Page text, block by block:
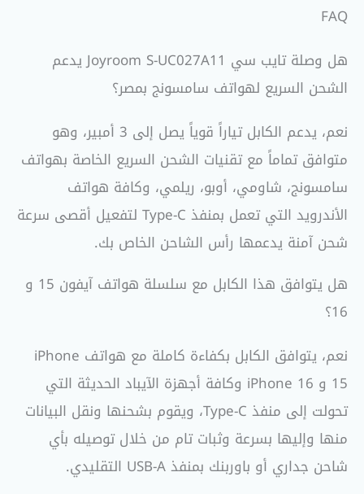
FAQ
هل وصلة تايب سي Joyroom S-UC027A11 يدعم
الشحن السريع لهواتف سامسونج بمصر؟
نعم، يدعم الكابل تياراً قوياً يصل إلى 3 أمبير، وهو
متوافق تماماً مع تقنيات الشحن السريع الخاصة بهواتف
سامسونج، شاومي، أوبو، ريلمي، وكافة هواتف
الأندرويد التي تعمل بمنفذ Type-C لتفعيل أقصى سرعة
شحن آمنة يدعمها رأس الشاحن الخاص بك.
هل يتوافق هذا الكابل مع سلسلة هواتف آيفون 15 و
16؟
نعم، يتوافق الكابل بكفاءة كاملة مع هواتف iPhone
15 و iPhone 16 وكافة أجهزة الآيباد الحديثة التي
تحولت إلى منفذ Type-C، ويقوم بشحنها ونقل البيانات
منها وإليها بسرعة وثبات تام من خلال توصيله بأي
شاحن جداري أو باوربنك بمنفذ USB-A التقليدي.